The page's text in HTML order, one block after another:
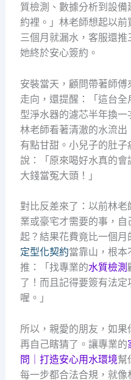
質檢測、數據分析到設
約裡。」林老師想起以
三個月就漏水，客服還推
她終於安心簽約。
安裝當天，顧問帶著師
走向，還提醒：「這台
型淨水器的濾芯半年換一
林老師看著清澈的水流
有點甘甜。小兒子的肚
說：「原來喝好水真的
大錢當冤大頭！」
對比反差來了：以前林
業或豪宅才需要的事，
起？結果花費竟比一個
定型化契約當靠山，根本
推：「找專業的水質檢測
了！而且記得要簽有法
喔。」
所以，親愛的朋友，如果
再自己瞎猜了。讓專業的
問｜打造安心用水環境幫
每一步都合法合規，就